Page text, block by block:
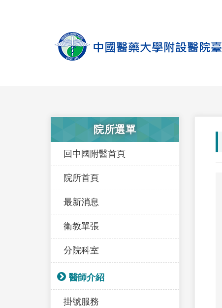
院所選單
回中國附醫首頁
院所首頁
最新消息
衛教單張
分院科室
醫師介紹
掛號服務